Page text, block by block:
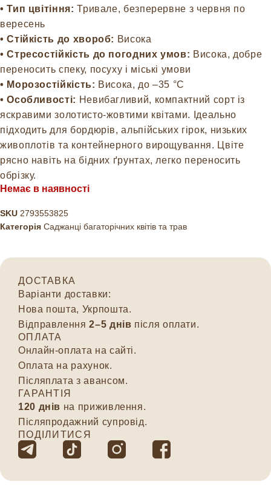
• Тип цвітіння: Тривале, безперервне з червня по
вересень
• Стійкість до хвороб: Висока
• Стресостійкість до погодних умов: Висока, добре
переносить спеку, посуху і міські умови
• Морозостійкість: Висока, до –35 °C
• Особливості: Невибагливий, компактний сорт із
яскравими золотисто-жовтими квітами. Ідеально
підходить для бордюрів, альпійських гірок, низьких
живоплотів та контейнерного вирощування. Цвіте
рясно навіть на бідних ґрунтах, легко переносить
обрізку.
Немає в наявності
SKU 2793553825
Категорія Саджанці багаторічних квітів та трав
ДОСТАВКА
Варіанти доставки:
Нова пошта, Укрпошта.
Відправлення2–5 днів після оплати.
ОПЛАТА
Онлайн-оплата на сайті.
Оплата на рахунок.
Післяплата з авансом.
ГАРАНТІЯ
120 днів на приживлення.
Післяпродажний супровід.
ПОДІЛИТИСЯ